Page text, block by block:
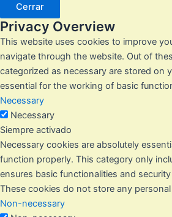
Cerrar
Privacy Overview
This website uses cookies to improve
navigate through the website. Out of
categorized as necessary are stored on
essential for the working of basic
Necessary
Necessary
Siempre activado
Necessary cookies are absolutely
function properly. This category only
ensures basic functionalities and
These cookies do not store any
Non-necessary